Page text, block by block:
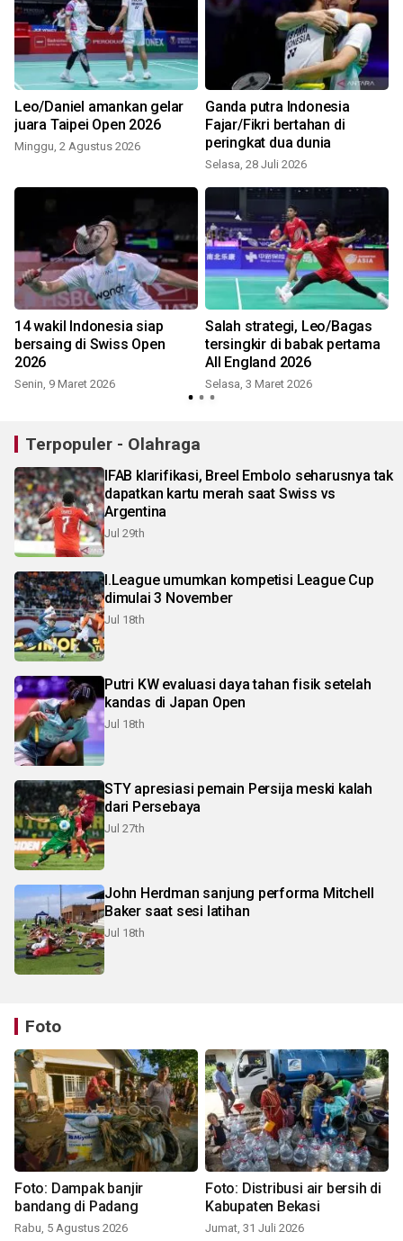
Leo/Daniel amankan gelar
juara Taipei Open 2026
Minggu, 2 Agustus 2026
Ganda putra Indonesia
Fajar/Fikri bertahan di
peringkat dua dunia
Selasa, 28 Juli 2026
14 wakil Indonesia siap
bersaing di Swiss Open
2026
Senin, 9 Maret 2026
Salah strategi, Leo/Bagas
tersingkir di babak pertama
All England 2026
Selasa, 3 Maret 2026
Terpopuler - Olahraga
IFAB klarifikasi, Breel Embolo seharusnya tak
dapatkan kartu merah saat Swiss vs
Argentina
Jul 29th
I.League umumkan kompetisi League Cup
dimulai 3 November
Jul 18th
Putri KW evaluasi daya tahan fisik setelah
kandas di Japan Open
Jul 18th
STY apresiasi pemain Persija meski kalah
dari Persebaya
Jul 27th
John Herdman sanjung performa Mitchell
Baker saat sesi latihan
Jul 18th
Foto
Foto: Dampak banjir
bandang di Padang
Rabu, 5 Agustus 2026
Foto: Distribusi air bersih di
Kabupaten Bekasi
Jumat, 31 Juli 2026